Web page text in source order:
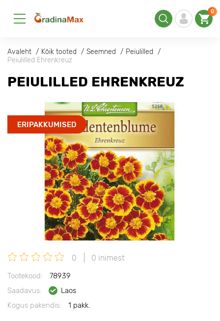
0
Avaleht Kõik tooted Seemned
Peiulilled
Peiulilled Ehrenkreuz
PEIULILLED EHRENKREUZ
ERIPAKKUMISED
0 0 inimest
Tootekood:
78939
Saadavus:
Laos
Kogus pakendis:
1 pakk.